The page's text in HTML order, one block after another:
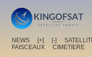
NEWS [+] [-]
FAISCEAUX
CIMETIERE